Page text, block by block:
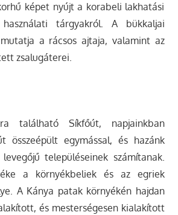
képet nyújt a korabeli lakhatási
tárgyakról. A bükkaljai
a rácsos ajtaja, valamint az
zsalugáterei.
található Síkfőút, napjainkban
összeépült egymással, és hazánk
településeinek számítanak.
a környékbeliek és az egriek
A Kánya patak környékén hajdan
és mesterségesen kialakított